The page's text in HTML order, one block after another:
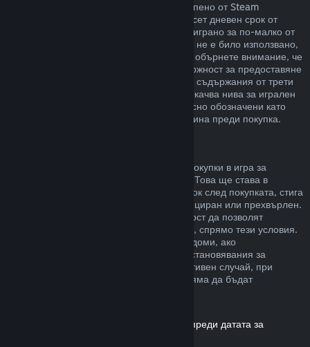
Сумата за сваляемото съдържание, закупено от Steam
магазина, се възстановява в четиринадесет дневен срок от
покупката, и ако съответното заглавие е играно за по-малко от
два часа, след транзакцията. Стига то да не е било използвано,
модифицирано или прехвърлено. Моля, обърнете внимание, че
в някои случаи Steam няма да има възможност за предоставяне
на възстановявания при някои сваляеми съдържания от трети
страни (например, ако то необратимо покачва нива за игрален
персонаж). Тези изключения ще бъдат ясно обозначени като
невъзстановими на страницата им магазина преди покупка.
Steam ще предлага възстановяване на покупки в игра за
всякакви заглавия разработени от Valve. Това ще става в
рамките на четиридесет и осем часов срок след покупката, стига
артикула да не е бил използван, модифициран или прехвърлен.
Другите разработчици ще имат възможност да позволят
възстановявания за артикули в игрите си, спрямо тези условия.
По време на покупката Steam ще Ви уведоми, ако
разработчикът е решил да предлага възстановявания за
артикула в играта, който купувате. В противен случай, при
покупките в игри, които не са на Valve, няма да бъдат
Възстановявания за заглавия, закупени преди датата за